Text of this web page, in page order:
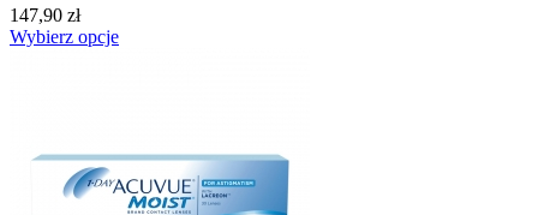
147,90 zł
Wybierz opcje